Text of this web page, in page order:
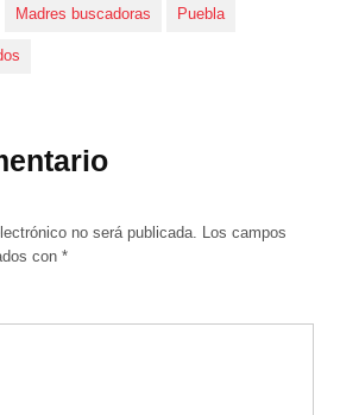
Madres buscadoras Puebla
no será publicada. Los campos
con*